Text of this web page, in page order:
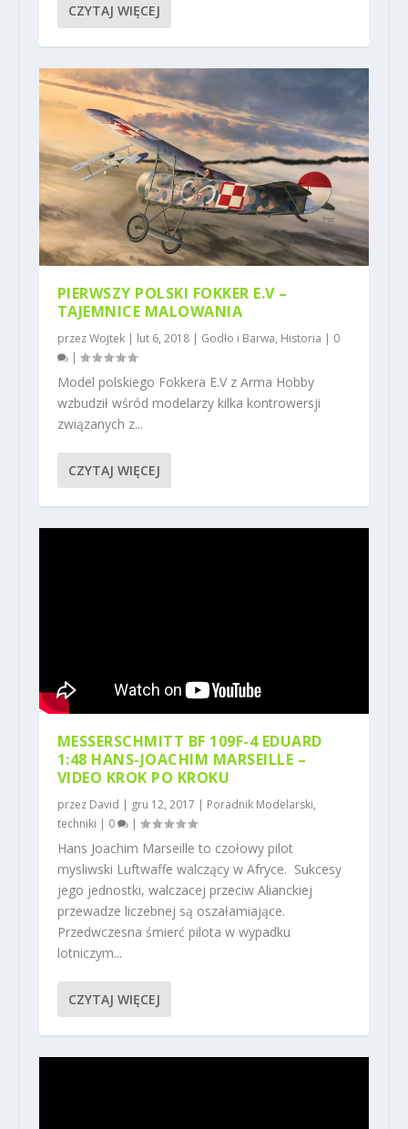
CZYTAJ WIĘCEJ
PIERWSZY POLSKI FOKKER E.V –
TAJEMNICE MALOWANIA
przezWojtek| lut 6, 2018| Godło i Barwa, Historia | 0
|
Model polskiego Fokkera E.V z Arma Hobby
wzbudził wśród modelarzy kilka kontrowersji
związanych z...
CZYTAJ WIĘCEJ
MESSERSCHMITT BF 109F-4 EDUARD
1:48 HANS-JOACHIM MARSEILLE –
VIDEO KROK PO KROKU
przez David gru 12, 2017 Poradnik Modelarski,
techniki
0 |
Hans Joachim Marseille to czołowy pilot
mysliwski Luftwaffe walczący w Afryce. Sukcesy
jego jednostki, walczacej przeciw Alianckiej
przewadze liczebnej są oszałamiające.
Przedwczesna śmierć pilota w wypadku
lotniczym...
CZYTAJ WIĘCEJ